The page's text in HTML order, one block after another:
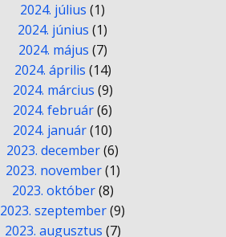
2024. július (1)
2024. június (1)
2024. május (7)
2024. április (14)
2024. március (9)
2024. február(6)
2024. január(10)
2023. december(6)
2023. november(1)
2023. október(8)
2023. szeptember(9)
2023. augusztus (7)